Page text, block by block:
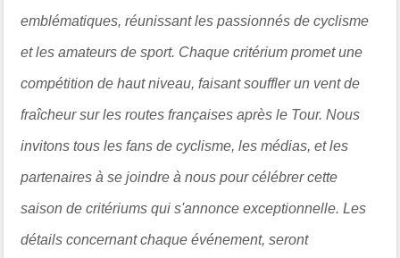
emblématiques, réunissant les passionnés de cyclisme
et les amateurs de sport. Chaque critérium promet une
compétition de haut niveau, faisant souffler un vent de
fraîcheur sur les routes françaises après le Tour. Nous
invitons tous les fans de cyclisme, les médias, et les
partenaires à se joindre à nous pour célébrer cette
saison de critériums qui s'annonce exceptionnelle. Les
détails concernant chaque événement, seront